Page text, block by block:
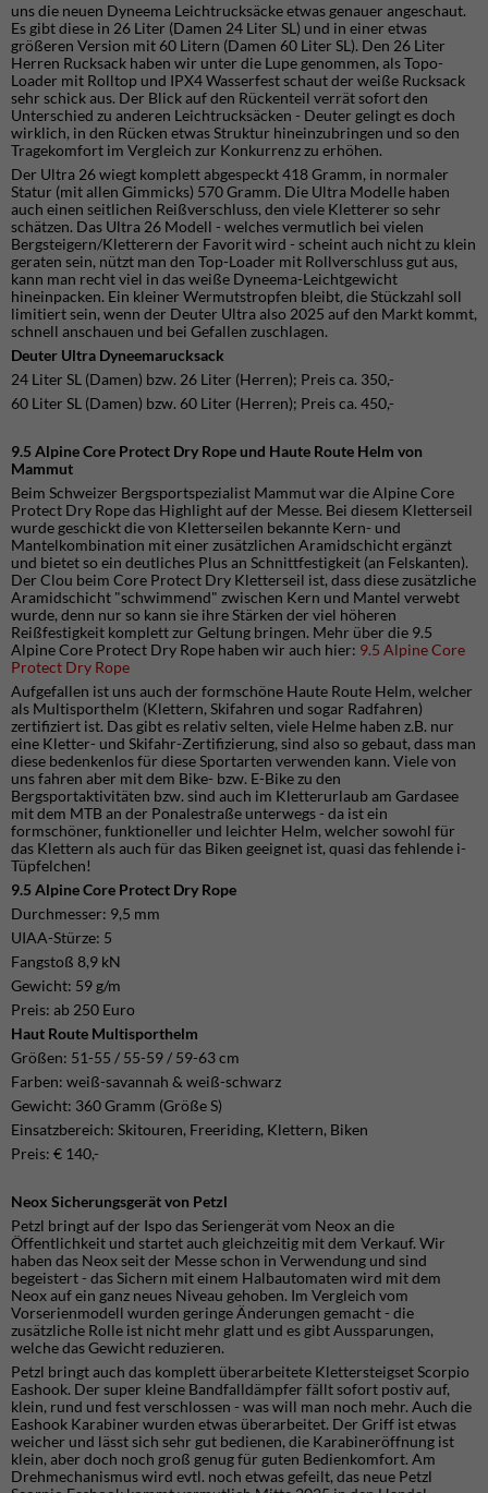
uns die neuen Dyneema Leichtrucksäcke etwas genauer angeschaut.
Es gibt diese in 26 Liter (Damen 24 Liter SL) und in einer etwas
größeren Version mit 60 Litern (Damen 60 Liter SL). Den 26 Liter
Herren Rucksack haben wir unter die Lupe genommen, als Topo-
Loader mit Rolltop und IPX4 Wasserfest schaut der weiße Rucksack
sehr schick aus. Der Blick auf den Rückenteil verrät sofort den
Unterschied zu anderen Leichtrucksäcken - Deuter gelingt es doch
wirklich, in den Rücken etwas Struktur hineinzubringen und so den
Tragekomfort im Vergleich zur Konkurrenz zu erhöhen.
Der Ultra 26 wiegt komplett abgespeckt 418 Gramm, in normaler
Statur (mit allen Gimmicks) 570 Gramm. Die Ultra Modelle haben
auch einen seitlichen Reißverschluss, den viele Kletterer so sehr
schätzen. Das Ultra 26 Modell - welches vermutlich bei vielen
Bergsteigern/Kletterern der Favorit wird - scheint auch nicht zu klein
geraten sein, nützt man den Top-Loader mit Rollverschluss gut aus,
kann man recht viel in das weiße Dyneema-Leichtgewicht
hineinpacken. Ein kleiner Wermutstropfen bleibt, die Stückzahl soll
limitiert sein, wenn der Deuter Ultra also 2025 auf den Markt kommt,
schnell anschauen und bei Gefallen zuschlagen.
Deuter Ultra Dyneemarucksack
24 Liter SL (Damen) bzw. 26 Liter (Herren); Preis ca. 350,-
60 Liter SL (Damen) bzw. 60 Liter (Herren); Preis ca. 450,-
9.5 Alpine Core Protect Dry Rope und Haute Route Helm von
Mammut
Beim Schweizer Bergsportspezialist Mammut war die Alpine Core
Protect Dry Rope das Highlight auf der Messe. Bei diesem Kletterseil
wurde geschickt die von Kletterseilen bekannte Kern- und
Mantelkombination mit einer zusätzlichen Aramidschicht ergänzt
und bietet so ein deutliches Plus an Schnittfestigkeit (an Felskanten).
Der Clou beim Core Protect Dry Kletterseil ist, dass diese zusätzliche
Aramidschicht "schwimmend" zwischen Kern und Mantel verwebt
wurde, denn nur so kann sie ihre Stärken der viel höheren
Reißfestigkeit komplett zur Geltung bringen. Mehr über die 9.5
Alpine Core Protect Dry Rope haben wir auch hier: 9.5 Alpine Core
Protect Dry Rope
Aufgefallen ist uns auch der formschöne Haute Route Helm, welcher
als Multisporthelm (Klettern, Skifahren und sogar Radfahren)
zertifiziert ist. Das gibt es relativ selten, viele Helme haben z.B. nur
eine Kletter- und Skifahr-Zertifizierung, sind also so gebaut, dass man
diese bedenkenlos für diese Sportarten verwenden kann. Viele von
uns fahren aber mit dem Bike- bzw. E-Bike zu den
Bergsportaktivitäten bzw. sind auch im Kletterurlaub am Gardasee
mit dem MTB an der Ponalestraße unterwegs - da ist ein
formschöner, funktioneller und leichter Helm, welcher sowohl für
das Klettern als auch für das Biken geeignet ist, quasi das fehlende i-
Tüpfelchen!
9.5 Alpine Core Protect Dry Rope
Durchmesser: 9,5 mm
UIAA-Stürze: 5
Fangstoß 8,9 kN
Gewicht: 59 g/m
Preis: ab 250 Euro
Haut Route Multisporthelm
Größen: 51-55 / 55-59 / 59-63 cm
Farben: weiß-savannah & weiß-schwarz
Gewicht: 360 Gramm (Größe S)
Einsatzbereich: Skitouren, Freeriding, Klettern, Biken
Preis: € 140,-
Neox Sicherungsgerät von Petzl
Petzl bringt auf der Ispo das Seriengerät vom Neox an die
Öffentlichkeit und startet auch gleichzeitig mit dem Verkauf. Wir
haben das Neox seit der Messe schon in Verwendung und sind
begeistert - das Sichern mit einem Halbautomaten wird mit dem
Neox auf ein ganz neues Niveau gehoben. Im Vergleich vom
Vorserienmodell wurden geringe Änderungen gemacht - die
zusätzliche Rolle ist nicht mehr glatt und es gibt Aussparungen,
welche das Gewicht reduzieren.
Petzl bringt auch das komplett überarbeitete Klettersteigset Scorpio
Eashook. Der super kleine Bandfalldämpfer fällt sofort postiv auf,
klein, rund und fest verschlossen - was will man noch mehr. Auch die
Eashook Karabiner wurden etwas überarbeitet. Der Griff ist etwas
weicher und lässt sich sehr gut bedienen, die Karabineröffnung ist
klein, aber doch noch groß genug für guten Bedienkomfort. Am
Drehmechanismus wird evtl. noch etwas gefeilt, das neue Petzl